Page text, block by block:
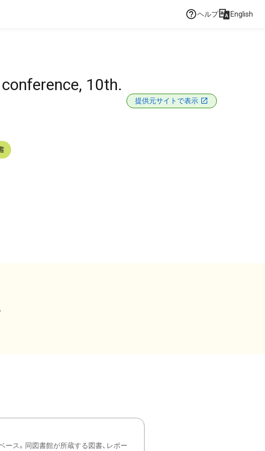
ヘルプ English
10th.
提供元サイトで表示
ス。同図書館が所蔵する図書、レポー